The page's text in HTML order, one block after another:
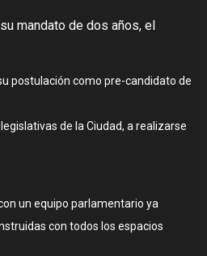
mandato de dos años, el
postulación como pre-candidato de
de la Ciudad, a realizarse
un equipo parlamentario ya
con todos los espacios